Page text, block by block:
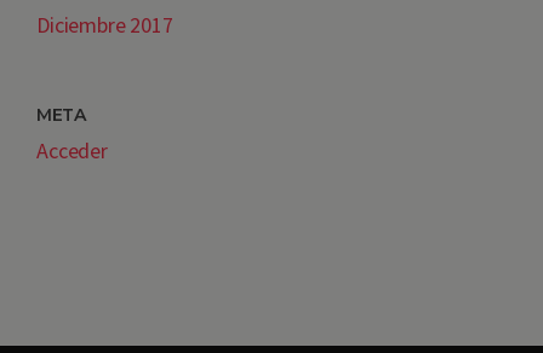
Diciembre 2017
META
Acceder